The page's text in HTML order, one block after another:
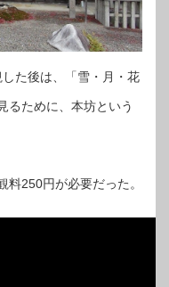
た後は、「雪・月・花
るために、本坊という
250円が必要だった。